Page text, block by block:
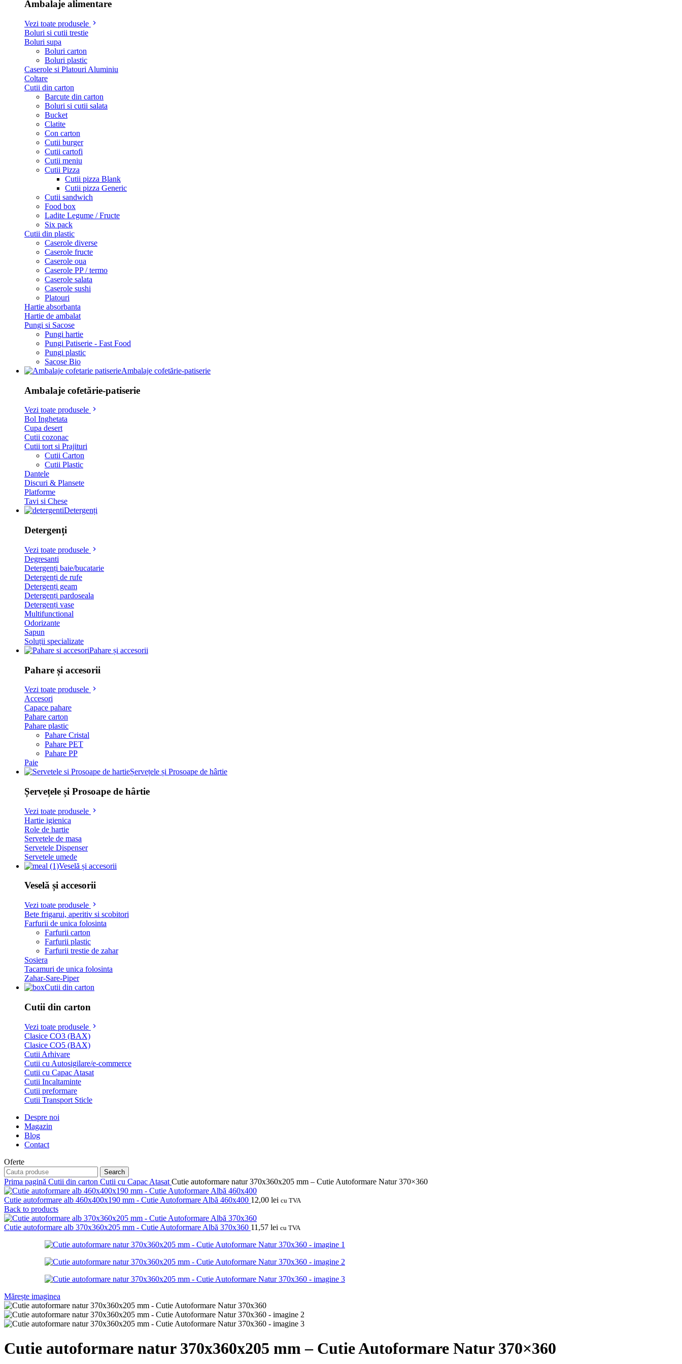
Ambalaje alimentare
Vezi toate produsele
Boluri si cutii trestie
Boluri supa
Boluri carton
Boluri plastic
Caserole si Platouri Aluminiu
Coltare
Cutii din carton
Barcute din carton
Boluri si cutii salata
Bucket
Clatite
Con carton
Cutii burger
Cutii cartofi
Cutii meniu
Cutii Pizza
Cutii pizza Blank
Cutii pizza Generic
Cutii sandwich
Food box
Ladite Legume / Fructe
Six pack
Cutii din plastic
Caserole diverse
Caserole fructe
Caserole oua
Caserole PP / termo
Caserole salata
Caserole sushi
Platouri
Hartie absorbanta
Hartie de ambalat
Pungi si Sacose
Pungi hartie
Pungi Patiserie - Fast Food
Pungi plastic
Sacose Bio
Ambalaje cofetărie-patiserie
Ambalaje cofetărie-patiserie
Vezi toate produsele
Bol Inghetata
Cupa desert
Cutii cozonac
Cutii tort si Prajituri
Cutii Carton
Cutii Plastic
Dantele
Discuri & Plansete
Platforme
Tavi si Chese
Detergenți
Detergenți
Vezi toate produsele
Degresanti
Detergenți baie/bucatarie
Detergenți de rufe
Detergenți geam
Detergenți pardoseala
Detergenți vase
Multifunctional
Odorizante
Sapun
Soluții specializate
Pahare și accesorii
Pahare și accesorii
Vezi toate produsele
Accesori
Capace pahare
Pahare carton
Pahare plastic
Pahare Cristal
Pahare PET
Pahare PP
Paie
Șervețele și Prosoape de hârtie
Șervețele și Prosoape de hârtie
Vezi toate produsele
Hartie igienica
Role de hartie
Servetele de masa
Servetele Dispenser
Servetele umede
Veselă și accesorii
Veselă și accesorii
Vezi toate produsele
Bete frigarui, aperitiv si scobitori
Farfurii de unica folosinta
Farfurii carton
Farfurii plastic
Farfurii trestie de zahar
Sosiera
Tacamuri de unica folosinta
Zahar-Sare-Piper
Cutii din carton
Cutii din carton
Vezi toate produsele
Clasice CO3 (BAX)
Clasice CO5 (BAX)
Cutii Arhivare
Cutii cu Autosigilare/e-commerce
Cutii cu Capac Atasat
Cutii Incaltaminte
Cutii preformare
Cutii Transport Sticle
Despre noi
Magazin
Blog
Contact
Oferte
Search
Prima pagină Cutii din carton Cutii cu Capac Atasat Cutie autoformare natur 370x360x205 mm – Cutie Autoformare Natur 370×360
Cutie autoformare alb 460x400x190 mm - Cutie Autoformare Albă 460x400 12,00 lei cu TVA
Back to products
Cutie autoformare alb 370x360x205 mm - Cutie Autoformare Albă 370x360 11,57 lei cu TVA
Mărește imaginea
Cutie autoformare natur 370x360x205 mm – Cutie Autoformare Natur 370×360